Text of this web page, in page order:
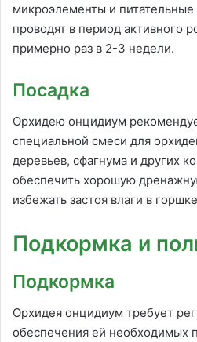
микроэлементы и
проводят в период активного
примерно раз в 2-3 недели.
Посадка
Орхидею онцидиум
специальной смеси для
деревьев, сфагнума и других
обеспечить хорошую
избежать застоя влаги в
Подкормка и
Подкормка
Орхидея онцидиум требует
обеспечения ей необходимых